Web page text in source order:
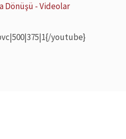
Dönüşü - Videolar
youtube}